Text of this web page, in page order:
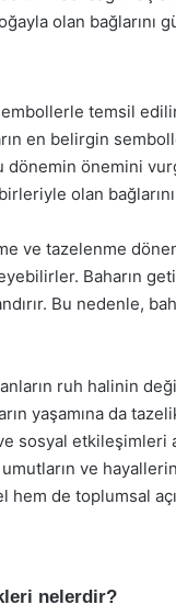
olan bağlarını
temsil
en belirgin
dönemin önemini
olan
ve tazelenme
Baharın
Bu nedenle,
ruh halinin
yaşamına da
sosyal etkileşimleri
umutların ve
de toplumsal
nelerdir?